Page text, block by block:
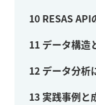
10 RESAS API
11 データ構造
12 データ分析
13 実践事例と